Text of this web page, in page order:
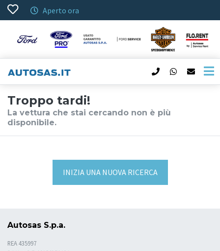
Aperto ora
Troppo tardi!
La vettura che stai cercando non è più
disponibile.
INIZIA UNA NUOVA RICERCA
Autosas S.p.a.
REA 435997